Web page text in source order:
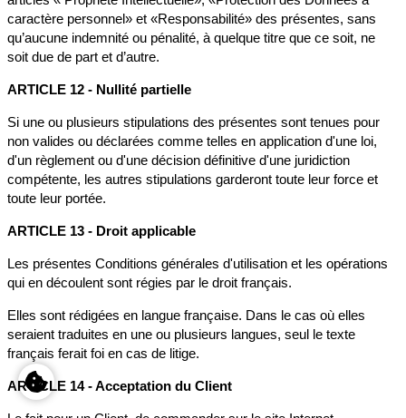
caractère personnel» et «Responsabilité» des présentes, sans
qu’aucune indemnité ou pénalité, à quelque titre que ce soit, ne
soit due de part et d’autre.
ARTICLE 12 - Nullité partielle
Si une ou plusieurs stipulations des présentes sont tenues pour
non valides ou déclarées comme telles en application d'une loi,
d'un règlement ou d'une décision définitive d'une juridiction
compétente, les autres stipulations garderont toute leur force et
toute leur portée.
ARTICLE 13 - Droit applicable
Les présentes Conditions générales d'utilisation et les opérations
qui en découlent sont régies par le droit français.
Elles sont rédigées en langue française. Dans le cas où elles
seraient traduites en une ou plusieurs langues, seul le texte
français ferait foi en cas de litige.
ARTICLE 14 - Acceptation du Client